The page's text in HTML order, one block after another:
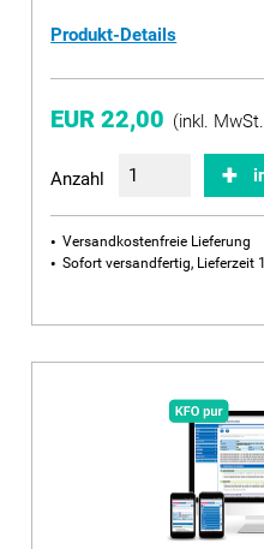
Produkt-Details
EUR 22,00 (inkl.
Anzahl
Versandkostenfreie Lieferung
Sofort versandfertig, Lieferzeit